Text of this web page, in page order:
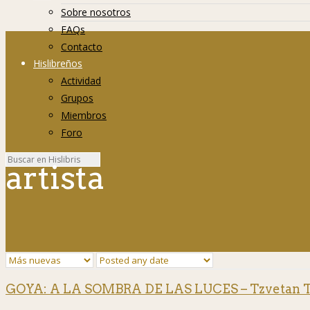
Sobre nosotros
FAQs
Contacto
Hislibreños
Actividad
Grupos
Miembros
Foro
artista
GOYA: A LA SOMBRA DE LAS LUCES – Tzvetan